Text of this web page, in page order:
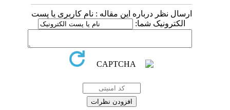
ارسال نظر درباره این مقاله : نام کاربری یا پست
الکترونیک شما: